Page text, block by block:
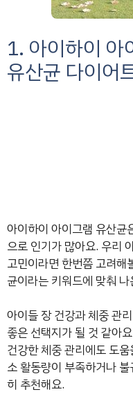
1. 아이하이 아
유산균 다이어
아이하이 아이그램 유산균
으로 인기가 많아요. 우리
고민이라면 한번쯤 고려해
균이라는 키워드에 맞춰
아이들 장 건강과 체중 관
좋은 선택지가 될 것 같아
건강한 체중 관리에도 도
소 활동량이 부족하거나
히 추천해요.